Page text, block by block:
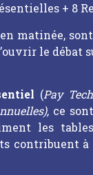
+ 8
matinée,
le débat
(Pay
ce
les
contribuent